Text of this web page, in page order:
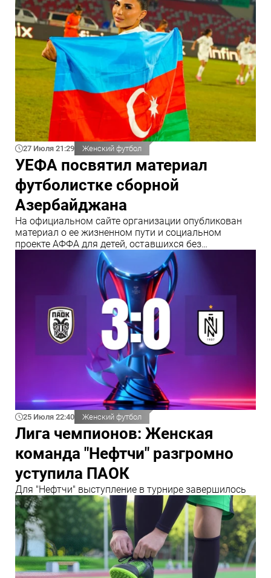
27 Июля 21:29 Женский футбол
УЕФА посвятил материал
футболистке сборной
Азербайджана
На официальном сайте организации опубликован
материал о ее жизненном пути и социальном
проекте АФФА для детей, оставшихся без
родительской опеки
25 Июля 22:40 Женский футбол
Лига чемпионов: Женская
команда "Нефтчи" разгромно
уступила ПАОК
Для "Нефтчи" выступление в турнире завершилось